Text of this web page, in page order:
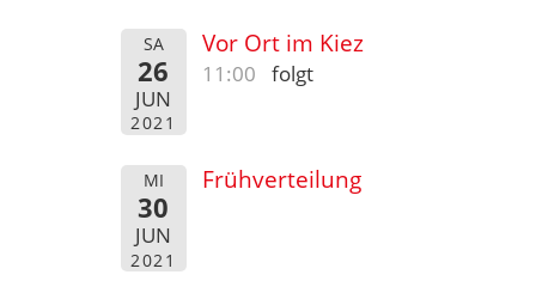
SA
26
JUN
2021
Vor Ort im Kiez
11:00 folgt
MI
30
JUN
2021
Frühverteilung